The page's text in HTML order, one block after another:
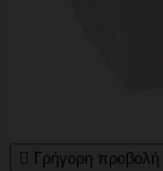
 Γρήγορη προβολή